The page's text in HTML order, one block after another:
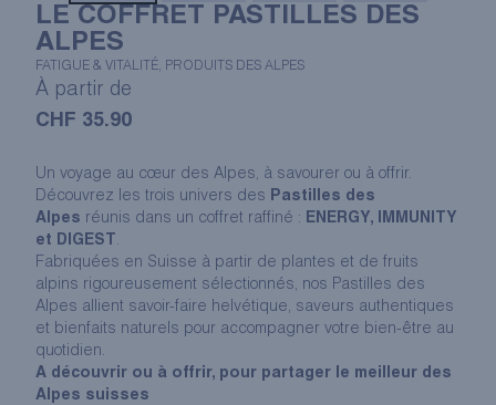
LE COFFRET PASTILLES DES
ALPES
FATIGUE & VITALITÉ, PRODUITS DES ALPES
À partir de
CHF 35.90
Un voyage au cœur des Alpes, à savourer ou à offrir.
Découvrez les trois univers des Pastilles des
Alpes réunis dans un coffret raffiné : ENERGY, IMMUNITY
et DIGEST .
Fabriquées en Suisse à partir de plantes et de fruits
alpins rigoureusement sélectionnés, nos Pastilles des
Alpes allient savoir-faire helvétique, saveurs authentiques
et bienfaits naturels pour accompagner votre bien-être au
quotidien.
A découvrir ou à offrir, pour partager le meilleur des
Alpes suisses